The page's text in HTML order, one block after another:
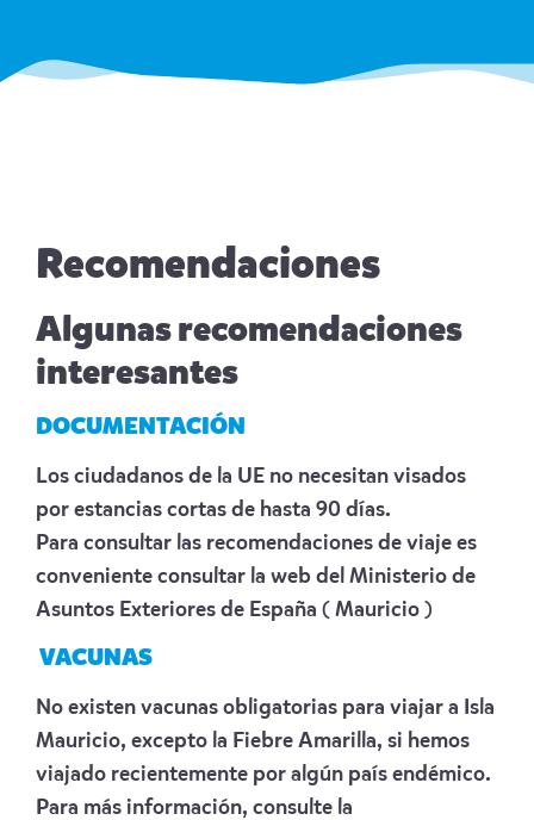
Recomendaciones
Algunas recomendaciones
interesantes
DOCUMENTACIÓN
Los ciudadanos de la UE no necesitan visados
por estancias cortas de hasta 90 días.
Para consultar las recomendaciones de viaje es
conveniente consultar la web del Ministerio de
Asuntos Exteriores de España ( Mauricio )
VACUNAS
No existen vacunas obligatorias para viajar a Isla
Mauricio, excepto la Fiebre Amarilla, si hemos
viajado recientemente por algún país endémico.
Para más información, consulte la